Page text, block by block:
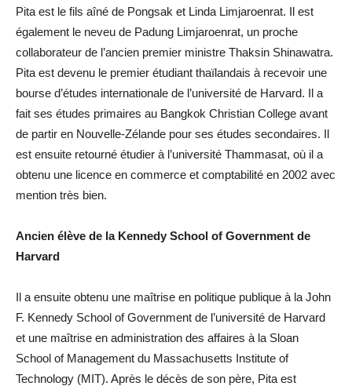
Pita est le fils aîné de Pongsak et Linda Limjaroenrat. Il est
également le neveu de Padung Limjaroenrat, un proche
collaborateur de l’ancien premier ministre Thaksin Shinawatra.
Pita est devenu le premier étudiant thaïlandais à recevoir une
bourse d’études internationale de l’université de Harvard. Il a
fait ses études primaires au Bangkok Christian College avant
de partir en Nouvelle-Zélande pour ses études secondaires. Il
est ensuite retourné étudier à l’université Thammasat, où il a
obtenu une licence en commerce et comptabilité en 2002 avec
mention très bien.
Ancien élève de la Kennedy School of Government de
Harvard
Il a ensuite obtenu une maîtrise en politique publique à la John
F. Kennedy School of Government de l’université de Harvard
et une maîtrise en administration des affaires à la Sloan
School of Management du Massachusetts Institute of
Technology (MIT). Après le décès de son père, Pita est